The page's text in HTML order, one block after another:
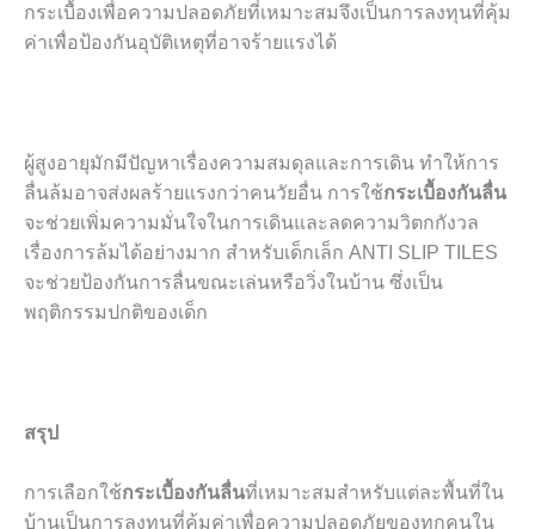
กระเบื้องเพื่อความปลอดภัยที่เหมาะสมจึงเป็นการลงทุนที่คุ้ม
ค่าเพื่อป้องกันอุบัติเหตุที่อาจร้ายแรงได้
ผู้สูงอายุมักมีปัญหาเรื่องความสมดุลและการเดิน ทำให้การ
ลื่นล้มอาจส่งผลร้ายแรงกว่าคนวัยอื่น การใช้กระเบื้องกันลื่น
จะช่วยเพิ่มความมั่นใจในการเดินและลดความวิตกกังวล
เรื่องการล้มได้อย่างมาก สำหรับเด็กเล็ก ANTI SLIP TILES
จะช่วยป้องกันการลื่นขณะเล่นหรือวิ่งในบ้าน ซึ่งเป็น
พฤติกรรมปกติของเด็ก
สรุป
การเลือกใช้กระเบื้องกันลื่นที่เหมาะสมสำหรับแต่ละพื้นที่ใน
บ้านเป็นการลงทุนที่คุ้มค่าเพื่อความปลอดภัยของทุกคนใน